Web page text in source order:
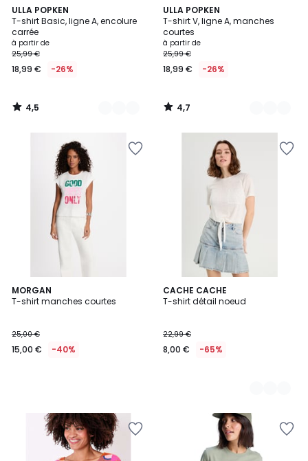
ULLA POPKEN
T-shirt Basic, ligne A, encolure
carrée
à partir de
25,99 €
18,99 € -26%
4,5
/ 5
31
Couleurs
4,5
/
ULLA POPKEN
T-shirt V, ligne A, manches
courtes
à partir de
25,99 €
18,99 € -26%
4,7
/ 5
32
Couleurs
4,7
/
MORGAN
T-shirt manches courtes
25,00 €
15,00 € -40%
CACHE CACHE
T-shirt détail noeud
22,99 €
8,00 € -65%
2
Couleurs